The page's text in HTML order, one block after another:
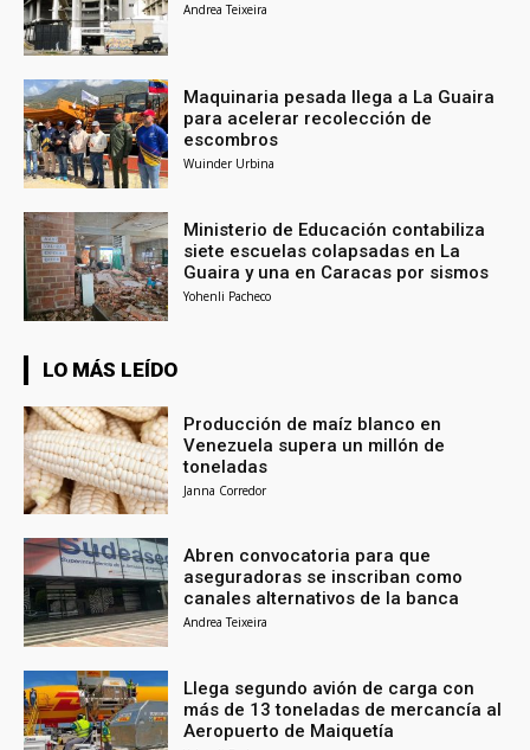
Andrea Teixeira
Maquinaria pesada llega a La Guaira
para acelerar recolección de
escombros
Wuinder Urbina
Ministerio de Educación contabiliza
siete escuelas colapsadas en La
Guaira y una en Caracas por sismos
Yohenli Pacheco
LO MÁS LEÍDO
Producción de maíz blanco en
Venezuela supera un millón de
toneladas
Janna Corredor
Abren convocatoria para que
aseguradoras se inscriban como
canales alternativos de la banca
Andrea Teixeira
Llega segundo avión de carga con
más de 13 toneladas de mercancía al
Aeropuerto de Maiquetía